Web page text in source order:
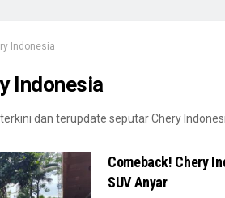
Indonesia
Indonesia
dan terupdate seputar Chery
Comeback! Chery
SUV Anyar